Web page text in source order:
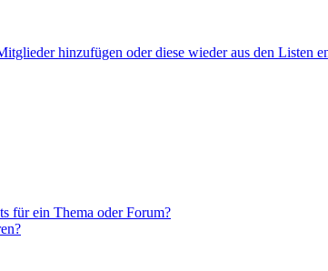
hinzufügen oder diese wieder aus den Listen
für ein Thema oder Forum?